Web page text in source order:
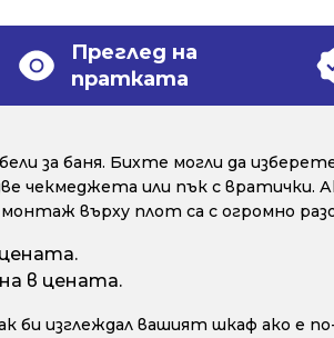
Преглед на
пратката
за баня. Бихте могли да
чекмеджета или пък с вратички.
върху плот са с огромно
в цената.
изглеждал вашият шкаф ако е